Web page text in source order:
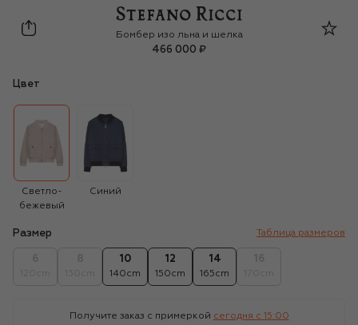
Stefano Ricci Junior
Бомбер изо льна и шелка
466 000 ₽
Цвет
Светло-
бежевый
Синий
Размер Таблица размеров
10
140cm
12
150cm
14
165cm
Получите заказ с примеркой сегодня c 15:00